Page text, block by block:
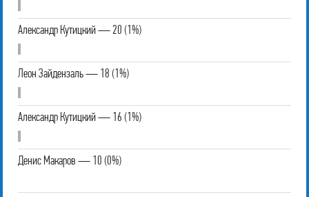
Александр Кутицкий — 20 (1%)
Леон Зайдензаль — 18 (1%)
Александр Кутицкий — 16 (1%)
Денис Макаров — 10 (0%)